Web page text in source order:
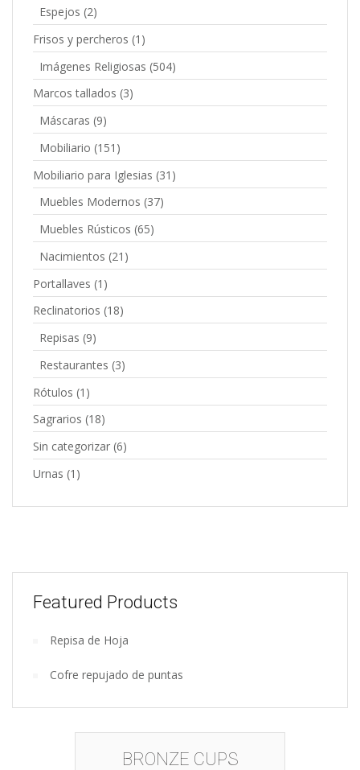
Espejos (2)
Frisos y percheros (1)
Imágenes Religiosas (504)
Marcos tallados (3)
Máscaras (9)
Mobiliario (151)
Mobiliario para Iglesias (31)
Muebles Modernos (37)
Muebles Rústicos (65)
Nacimientos (21)
Portallaves (1)
Reclinatorios (18)
Repisas (9)
Restaurantes (3)
Rótulos (1)
Sagrarios (18)
Sin categorizar (6)
Urnas (1)
Wooden
kitchen
tools
Featured Products
Repisa de Hoja
Cofre repujado de puntas
BRONZE CUPS